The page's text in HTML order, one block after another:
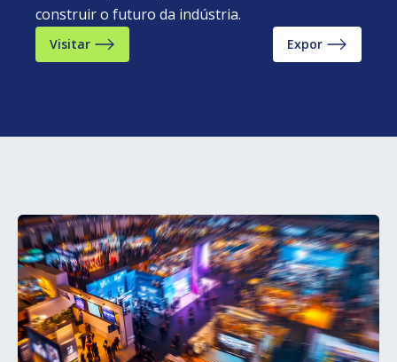
construir o futuro da indústria.
Visitar Expor